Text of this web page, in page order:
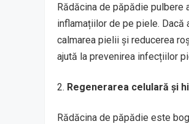
Rădăcina de păpădie pulbere
inflamațiilor de pe piele. Dacă
calmarea pielii și reducerea
ajută la prevenirea infecțiilor
Regenerarea celulară și
Rădăcina de păpădie este